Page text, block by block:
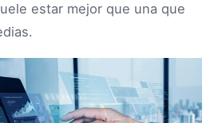
estar mejor que una que